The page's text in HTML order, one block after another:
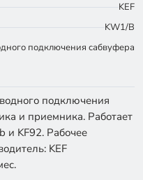
KEF
KW1/B
подключения сабвуфера
подключения
и приемника. Работает
и KF92. Рабочее
KEF